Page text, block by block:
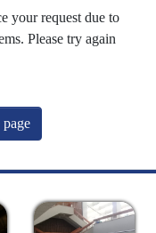
your request due to
Please try again